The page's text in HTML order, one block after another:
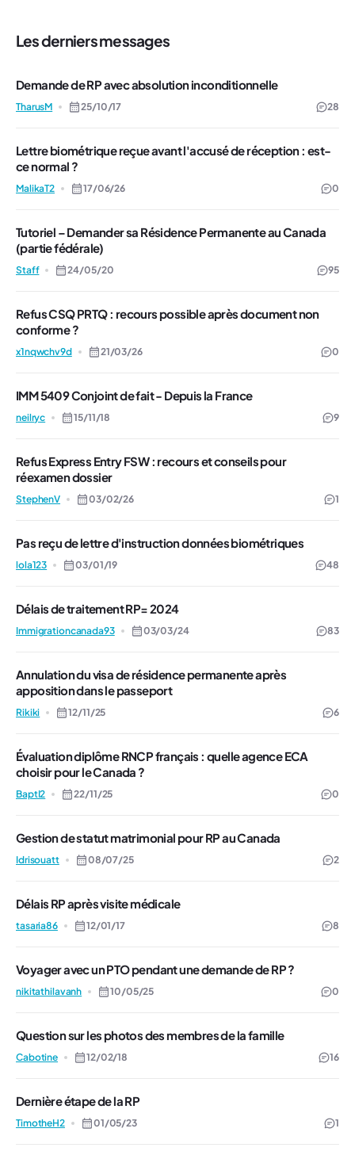
Les derniers messages
Demande de RP avec absolution inconditionnelle
TharusM 25/10/17 28
Lettre biométrique reçue avant l'accusé de réception : est-
ce normal ?
MalikaT2 17/06/26 0
Tutoriel – Demander sa Résidence Permanente au Canada
(partie fédérale)
Staff 24/05/20 95
Refus CSQ PRTQ : recours possible après document non
conforme ?
x1nqwchv9d 21/03/26 0
IMM 5409 Conjoint de fait - Depuis la France
neilryc 15/11/18 9
Refus Express Entry FSW : recours et conseils pour
réexamen dossier
StephenV 03/02/26 1
Pas reçu de lettre d'instruction données biométriques
lola123 03/01/19 48
Délais de traitement RP= 2024
Immigrationcanada93 03/03/24 83
Annulation du visa de résidence permanente après
apposition dans le passeport
Rikiki 12/11/25 6
Évaluation diplôme RNCP français : quelle agence ECA
choisir pour le Canada ?
BaptI2 22/11/25 0
Gestion de statut matrimonial pour RP au Canada
Idrisouatt 08/07/25 2
Délais RP après visite médicale
tasaria86 12/01/17 8
Voyager avec un PTO pendant une demande de RP ?
nikitathilavanh 10/05/25 0
Question sur les photos des membres de la famille
Cabotine 12/02/18 16
Dernière étape de la RP
TimotheH2 01/05/23 1